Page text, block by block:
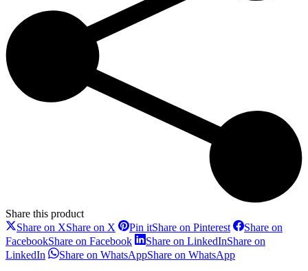
Share this product
Share on XShare on X Pin itShare on Pinterest
Share on
FacebookShare on Facebook Share on LinkedInShare on
LinkedIn
Share on WhatsAppShare on WhatsApp